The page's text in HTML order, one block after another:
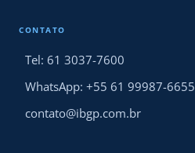
CONTATO
Tel: 61 3037-7600
WhatsApp: +55 61 99987-6655
contato@ibgp.com.br